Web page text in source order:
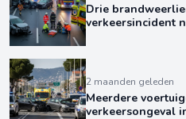
Drie
verkeersincident
2 maanden geleden
Meerdere
verkeersongeval